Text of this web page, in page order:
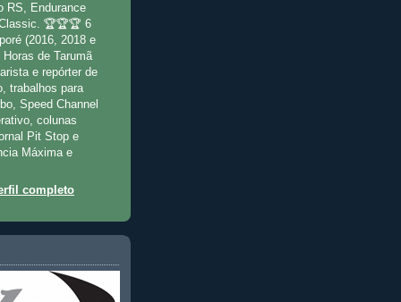
RS, Endurance
🏆🏆🏆 6
(2016, 2018 e
de Tarumã
e repórter de
trabalhos para
Speed Channel
colunas
Pit Stop e
Máxima e
completo